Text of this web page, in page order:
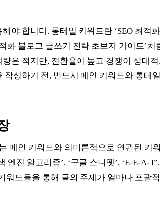
야 합니다. 롱테일 키워드란 ‘SEO 최적
화 블로그 글쓰기 전략 초보자 가이드’처
은 적지만, 전환율이 높고 경쟁이 상대
작성하기 전, 반드시 메인 키워드와 롱테
는 메인 키워드와 의미론적으로 연관된 키
엔진 알고리즘’, ‘구글 스니펫’, ‘E-E-A-
워드들을 통해 글의 주제가 얼마나 포괄